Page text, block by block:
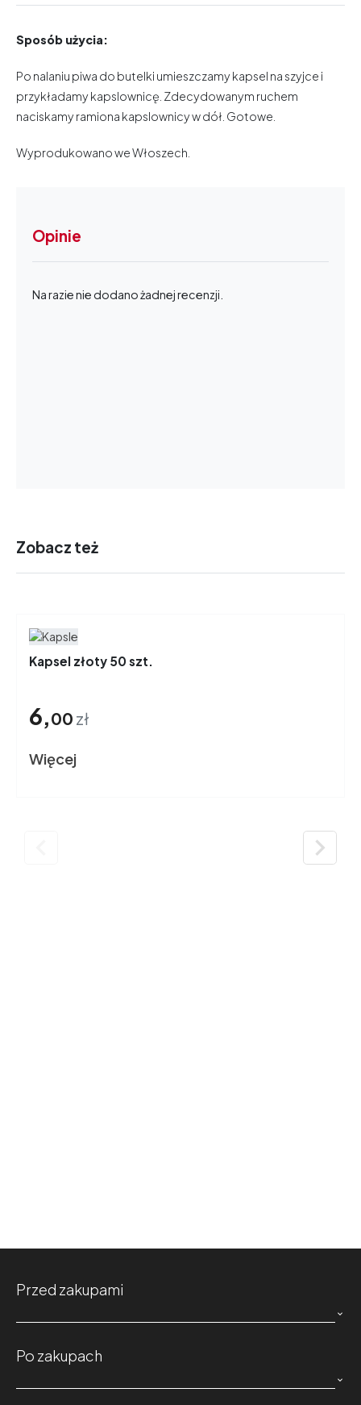
Sposób użycia:
Po nalaniu piwa do butelki umieszczamy kapsel na szyjce i
przykładamy kapslownicę. Zdecydowanym ruchem
naciskamy ramiona kapslownicy w dół. Gotowe.
Wyprodukowano we Włoszech.
Opinie
Na razie nie dodano żadnej recenzji.
Zobacz też
Kapsel złoty 50 szt.
6,00 zł
Więcej

Przed zakupami

Po zakupach
